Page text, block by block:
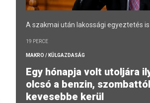
A szakmai után lakossági egyeztetés is
19 PERCE
MAKRO / KÜLGAZDASÁG
Egy hónapja volt utoljára
olcsó a benzin,
kevesebbe kerül